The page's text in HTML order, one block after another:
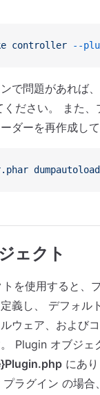
controller --
で問題があれば、
ださい。 また、
ダーを再作成して
dumpautoload
ェクト
を使用すると、
義し、 デフォル
ウェア、および
Plugin オブジェ
にあり
ラグイン の場合